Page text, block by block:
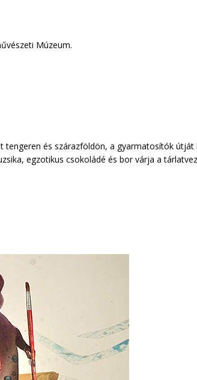
Múzeum.
és szárazföldön, a gyarmatosítók útját
egzotikus csokoládé és bor várja a